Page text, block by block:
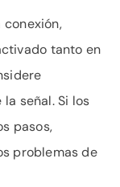
tanto en
señal. Si los
pasos,
problemas de